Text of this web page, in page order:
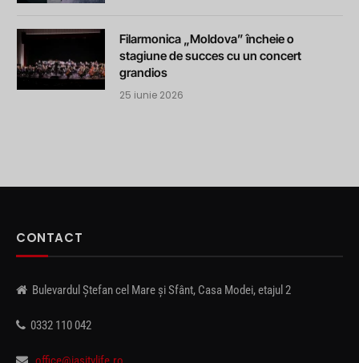
Filarmonica „Moldova” încheie o
stagiune de succes cu un concert
grandios
25 iunie 2026
CONTACT
Bulevardul Ștefan cel Mare și Sfânt, Casa Modei, etajul 2
0332 110 042